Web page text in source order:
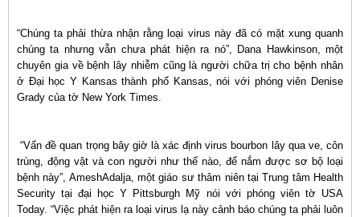
“Chúng ta phải thừa nhận rằng loại virus này đã có mặt xung quanh
chúng ta nhưng vẫn chưa phát hiện ra nó”, Dana Hawkinson, một
chuyên gia về bệnh lây nhiễm cũng là người chữa trị cho bệnh nhân
ở Đại học Y Kansas thành phố Kansas, nói với phóng viên Denise
Grady của tờ New York Times.
“Vấn đề quan trọng bây giờ là xác định virus bourbon lây qua ve, côn
trùng, động vật và con người như thế nào, để nắm được sơ bộ loại
bệnh này”, AmeshAdalja, một giáo sư thâm niên tại Trung tâm Health
Security tại đại học Y Pittsburgh Mỹ nói với phóng viên tờ USA
Today. “Việc phát hiện ra loại virus lạ này cảnh báo chúng ta phải luôn